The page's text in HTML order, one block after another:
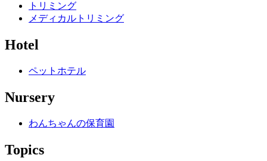
トリミング
メディカルトリミング
Hotel
ペットホテル
Nursery
わんちゃんの保育園
Topics